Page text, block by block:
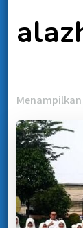
Menampilkan